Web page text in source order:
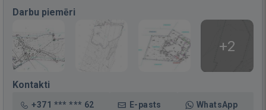
Darbu piemēri
+2
Kontakti
+371 *** *** 62 E-pasts WhatsApp